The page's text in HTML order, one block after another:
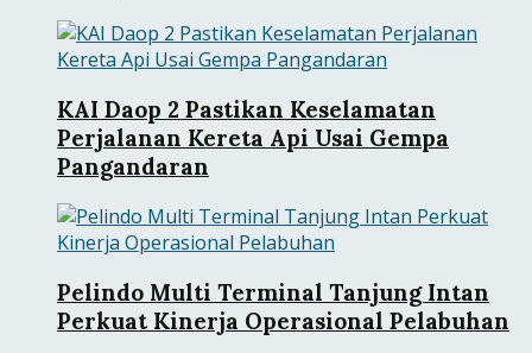
KAI Daop 2 Pastikan Keselamatan
Perjalanan Kereta Api Usai Gempa
Pangandaran
Pelindo Multi Terminal Tanjung Intan
Perkuat Kinerja Operasional Pelabuhan